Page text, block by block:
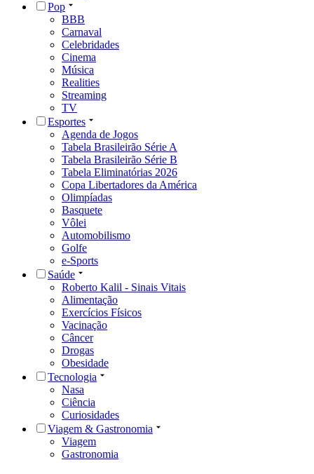
Pop
BBB
Carnaval
Celebridades
Cinema
Música
Realities
Streaming
TV
Esportes
Agenda de Jogos
Tabela Brasileirão Série A
Tabela Brasileirão Série B
Tabela Eliminatórias 2026
Copa Libertadores da América
Olimpíadas
Basquete
Vôlei
Automobilismo
Golfe
e-Sports
Saúde
Roberto Kalil - Sinais Vitais
Alimentação
Exercícios Físicos
Vacinação
Câncer
Drogas
Obesidade
Tecnologia
Nasa
Ciência
Curiosidades
Viagem & Gastronomia
Viagem
Gastronomia